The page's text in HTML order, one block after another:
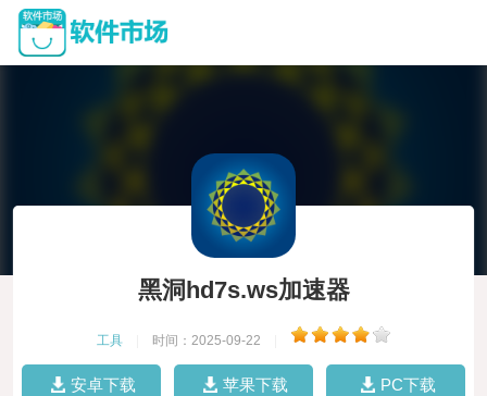
黑洞hd7s.ws加速器
工具 时间：2025-09-22
安卓下载 苹果下载 PC下载